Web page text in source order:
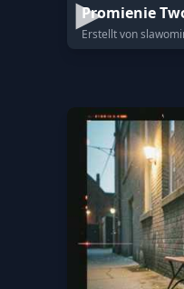
Promienie
Erstellt von